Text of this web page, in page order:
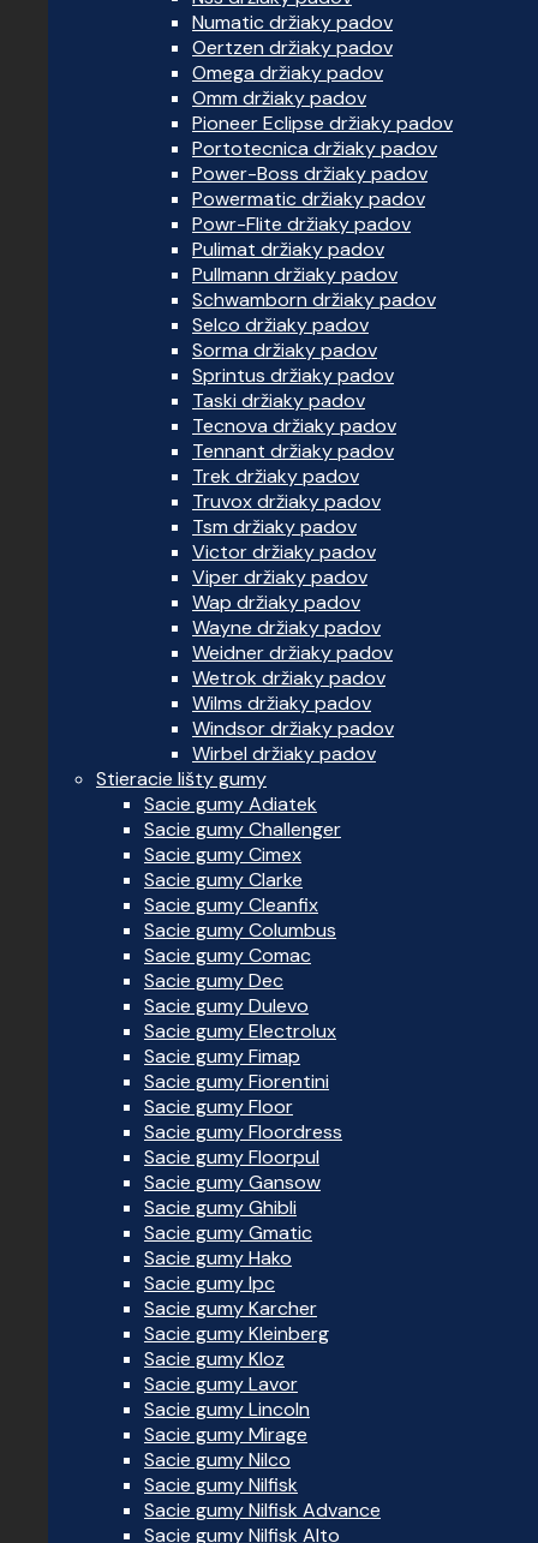
Numatic držiaky padov
Oertzen držiaky padov
Omega držiaky padov
Omm držiaky padov
Pioneer Eclipse držiaky padov
Portotecnica držiaky padov
Power-Boss držiaky padov
Powermatic držiaky padov
Powr-Flite držiaky padov
Pulimat držiaky padov
Pullmann držiaky padov
Schwamborn držiaky padov
Selco držiaky padov
Sorma držiaky padov
Sprintus držiaky padov
Taski držiaky padov
Tecnova držiaky padov
Tennant držiaky padov
Trek držiaky padov
Truvox držiaky padov
Tsm držiaky padov
Victor držiaky padov
Viper držiaky padov
Wap držiaky padov
Wayne držiaky padov
Weidner držiaky padov
Wetrok držiaky padov
Wilms držiaky padov
Windsor držiaky padov
Wirbel držiaky padov
Stieracie lišty gumy
Sacie gumy Adiatek
Sacie gumy Challenger
Sacie gumy Cimex
Sacie gumy Clarke
Sacie gumy Cleanfix
Sacie gumy Columbus
Sacie gumy Comac
Sacie gumy Dec
Sacie gumy Dulevo
Sacie gumy Electrolux
Sacie gumy Fimap
Sacie gumy Fiorentini
Sacie gumy Floor
Sacie gumy Floordress
Sacie gumy Floorpul
Sacie gumy Gansow
Sacie gumy Ghibli
Sacie gumy Gmatic
Sacie gumy Hako
Sacie gumy Ipc
Sacie gumy Karcher
Sacie gumy Kleinberg
Sacie gumy Kloz
Sacie gumy Lavor
Sacie gumy Lincoln
Sacie gumy Mirage
Sacie gumy Nilco
Sacie gumy Nilfisk
Sacie gumy Nilfisk Advance
Sacie gumy Nilfisk Alto